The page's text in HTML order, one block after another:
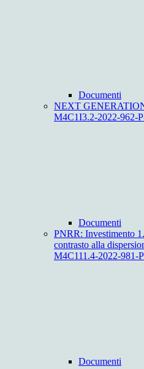
Documenti
NEXT
M4C1I3.2-2022-962-
Documenti
PNRR: Investimento
contrasto alla
M4C111.4-2022-981-
Documenti